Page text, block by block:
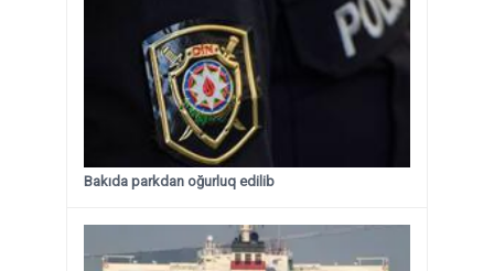
Bakıda parkdan oğurluq edilib